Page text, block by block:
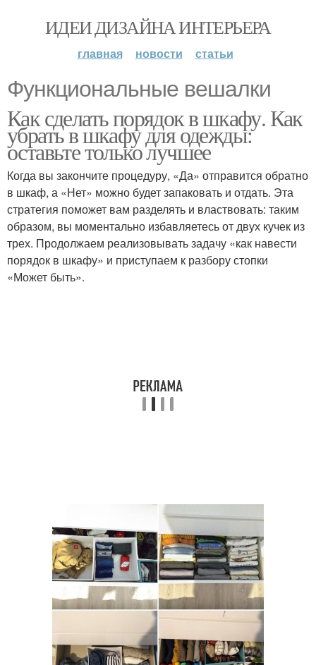
ИДЕИ ДИЗАЙНА ИНТЕРЬЕРА
главная новости статьи
Функциональные вешалки
Как сделать порядок в шкафу. Как
убрать в шкафу для одежды:
оставьте только лучшее
Когда вы закончите процедуру, «Да» отправится обратно
в шкаф, а «Нет» можно будет запаковать и отдать. Эта
стратегия поможет вам разделять и властвовать: таким
образом, вы моментально избавляетесь от двух кучек из
трех. Продолжаем реализовывать задачу «как навести
порядок в шкафу» и приступаем к разбору стопки
«Может быть».